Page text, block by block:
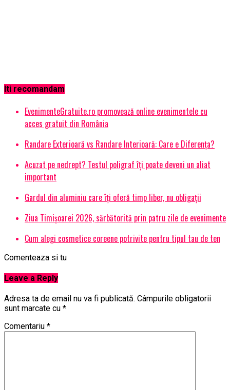
Iti recomandam
EvenimenteGratuite.ro promovează online evenimentele cu
acces gratuit din România
Randare Exterioară vs Randare Interioară: Care e Diferența?
Acuzat pe nedrept? Testul poligraf îţi poate deveni un aliat
important
Gardul din aluminiu care îți oferă timp liber, nu obligații
Ziua Timișoarei 2026, sărbătorită prin patru zile de evenimente
Cum alegi cosmetice coreene potrivite pentru tipul tau de ten
Comenteaza si tu
Leave a Reply
Adresa ta de email nu va fi publicată. Câmpurile obligatorii
sunt marcate cu *
Comentariu *